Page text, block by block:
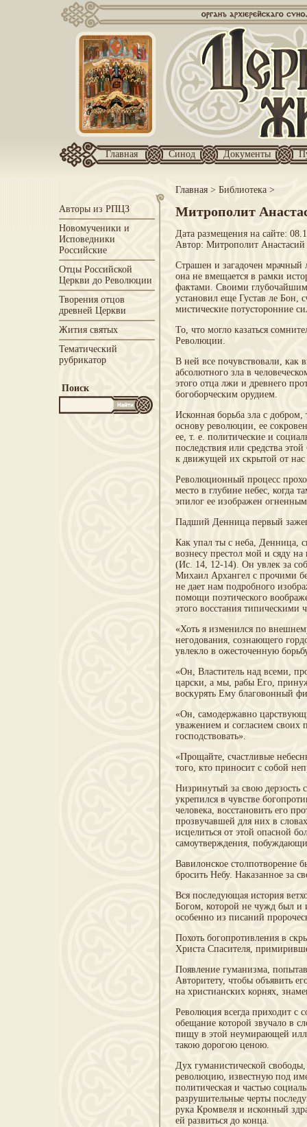
Главная Синод Документы
Главная> Библиотека >
Авторы из РПЦЗ
Новомученики и
Исповедники
Российские
Отцы Российской
Церкви до Революции
Творения отцов
древней Церкви
Жития святых
Тематический
рубрикатор
Поиск
Митрополит
Дата размещения на сайте:
Автор: Митрополит
Страшен и загадочен мрачный
она не вмещается в рамки
фактами. Своими
установил еще Густав ле Бон,
мистические потусторонние
То, что могло казаться
Революции.
В ней все почувствовали, как
абсолютного зла в
этого отца лжи и древнего
богоборческим орудием.
Исконная борьба зла с
основу революции, ее
ее, т. е. политические и
последствия или средства
к движущей их скрытой от
Революционный процесс
место в глубине небес, когда
эпилог ее изображен
Падший Денница первый
Как упал ты с неба, Денница,
вознесу престол мой и сяду
(Ис. 14, 12-14). Он увлек за
Михаил Архангел с прочими
не дает нам подробного
помощи поэтического
этого восстания типическими
«Хоть я изменился по
негодования, сознающего
увлекло в ожесточенную
«Он, Властитель над всеми,
царски, а мы, рабы Его,
воскурять Ему благовонный
«Он, самодержавно
уважением и согласием
господствовать».
«Прощайте, счастливые
того, кто приносит с собой
Низринутый за свою дерзость
укрепился в чувстве
человека, восстановить его
прозвучавшей для них в
исцелиться от этой опасной
самоутверждения,
Вавилонское столпотворение
бросить Небу. Наказанное за
Вся последующая история
Богом, которой не чужд был и
особенно из писаний
Похоть богопротивления в
Христа Спасителя,
Появление гуманизма,
Авторитету, чтобы объявить
на христианских корнях,
Революция всегда приходит с
обещание которой звучало в
пищу в этой неумирающей
такою дорогою ценою.
Дух гуманистической
революцию, известную под
политическая и частью
разрушительные черты
рука Кромвеля и исконный
ей развиться до конца.